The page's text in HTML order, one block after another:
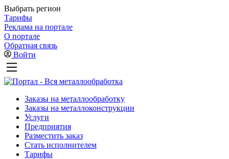
Выбрать регион
Тарифы
Реклама на портале
О портале
Обратная связь
Войти
Заказы на металлообработку
Заказы на металлоконструкции
Услуги
Предприятия
Разместить заказ
Стать исполнителем
Тарифы